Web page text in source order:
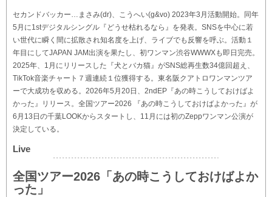
セカンドバッカー…まさみ(dr)、こうへい(g&vo) 2023年3月活動開始。同年
5月に1stデジタルシングル『どうせ枯れるなら』を発表。SNSを中心に若
い世代に瞬く間に拡散され知名度を上げ、ライブでも反響を呼ぶ。活動１
年目にしてJAPAN JAM出演を果たし、初ワンマン渋谷WWWXも即日完売。
2025年、1月にリリースした『犬とバカ猫』がSNS総再生数34億回超え、
TikTok音楽チャート７週連続１位獲得する。東名阪クアトロワンマンツア
ーで大成功を収める。2026年5月20日、2ndEP『あの時こうしておけばよ
かった』リリース。全国ツアー2026 『あの時こうしておけばよかった』が
6月13日の千葉LOOKからスタートし、11月には初のZeppワンマン公演が
決定している。
Live
全国ツアー2026「あの時こうしておけばよか
った」